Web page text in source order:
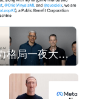
谷歌AI权力格局一夜大洗牌